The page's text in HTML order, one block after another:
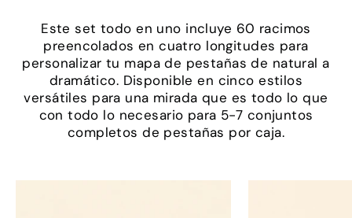
Este set todo en uno incluye 60 racimos
preencolados en cuatro longitudes para
personalizar tu mapa de pestañas de natural a
dramático. Disponible en cinco estilos
versátiles para una mirada que es todo lo que
con todo lo necesario para 5-7 conjuntos
completos de pestañas por caja.